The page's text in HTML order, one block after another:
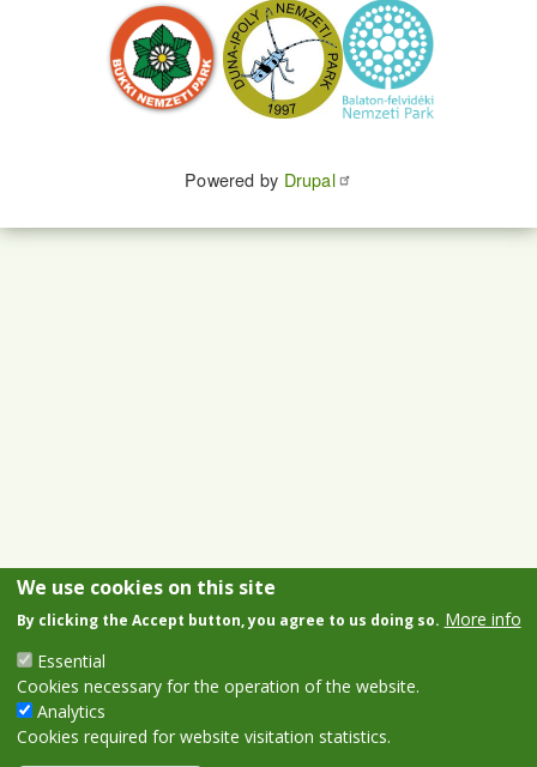
Powered by Drupal
We use cookies on this site
By clicking the Accept button, you agree to us doing so. More info
Essential
Cookies necessary for the operation of the website.
Analytics
Cookies required for website visitation statistics.